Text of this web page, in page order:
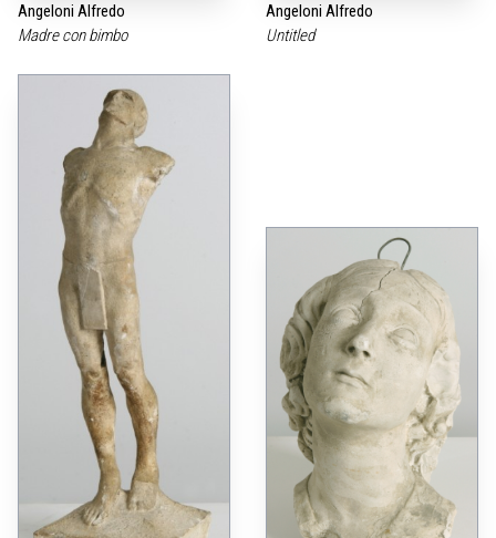
Angeloni Alfredo
Madre con bimbo
Angeloni Alfredo
Untitled